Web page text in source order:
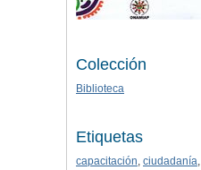
Colección
Biblioteca
Etiquetas
capacitación, ciudadanía,